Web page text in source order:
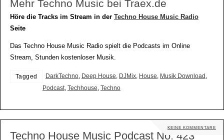
Mehr Techno Music bei Traex.de
Höre die Tracks im Stream in der Techno House Music Radio
Seite
Das Techno House Music Radio spielt die Podcasts im Online
Stream, Stunden kostenloser Musik.
Tagged DarkTechno, Deep House, DJMix, House, Musik Download,
Podcast, Techhouse, Techno
KEINE KOMMENTARE
Techno House Music Podcast No. 423